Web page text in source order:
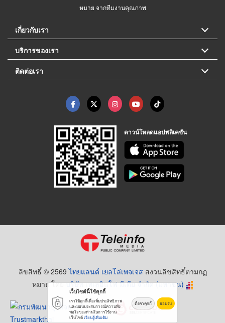
หมาย จากทีมงานคุณภาพ
เกี่ยวกับเรา
บริการของเรา
ติดต่อเรา
ดาวน์โหลดแอปพลิเคชัน
ลิขสิทธิ์ © 2569ไทยแลนด์ เยลโล่เพจเจส สงวนลิขสิทธิ์ตามกฏ
หมาย โดยบริษัท เทเลอินโฟ มีเดีย จำกัด (มหาชน)
เว็บไซต์นี้ใช้คุกกี้
เราใช้คุกกี้เพื่อเพิ่มประสิทธิภาพ
และมอบประสบการณ์ความพึง
พอใจของท่านในการใช้งาน
เว็บไซต์เรียนรู้เพิ่มเติม
ตั้งค่าคุกกี้ ยอมรับ